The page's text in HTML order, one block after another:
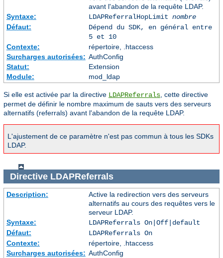
avant l'abandon de la requête LDAP.
Syntaxe:
LDAPReferralHopLimit nombre
Défaut:
Dépend du SDK, en général entre
5 et 10
Contexte:
répertoire, .htaccess
Surcharges autorisées: AuthConfig
Statut:
Extension
Module:
mod_ldap
Si elle est activée par la directive LDAPReferrals , cette directive
permet de définir le nombre maximum de sauts vers des serveurs
alternatifs (referrals) avant l'abandon de la requête LDAP.
L'ajustement de ce paramètre n'est pas commun à tous les SDKs
LDAP.
Directive LDAPReferrals
Description:
Active la redirection vers des serveurs
alternatifs au cours des requêtes vers le
serveur LDAP.
Syntaxe:
LDAPReferrals On|Off|default
Défaut:
LDAPReferrals On
Contexte:
répertoire, .htaccess
Surcharges autorisées: AuthConfig